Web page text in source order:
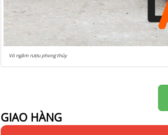
Vò ngâm rượu phong thủy
GIAO HÀNG